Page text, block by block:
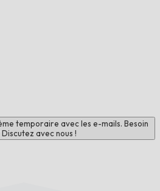
temporaire avec les e-mails. Besoin
avec nous !